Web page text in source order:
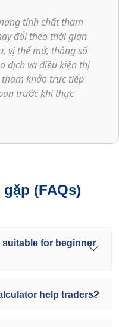
tính chất tham
đổi theo thời gian
vị thế mở, thông số
dịch và điều kiện thị
khảo trực tiếp
trước khi thực
(FAQs)
suitable for beginner
help traders?